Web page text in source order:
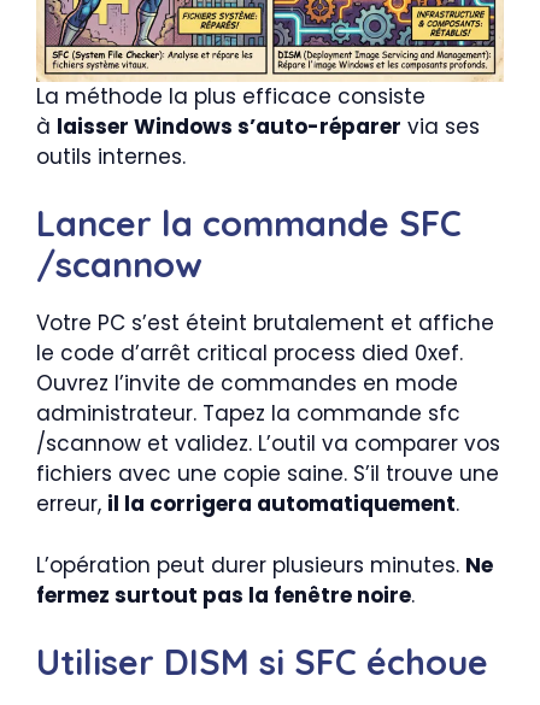
La méthode la plus efficace consiste
à laisser Windows s’auto-réparer via ses
outils internes.
Lancer la commande SFC
/scannow
Votre PC s’est éteint brutalement et affiche
le code d’arrêt critical process died 0xef.
Ouvrez l’invite de commandes en mode
administrateur. Tapez la commande sfc
/scannow et validez. L’outil va comparer vos
fichiers avec une copie saine. S’il trouve une
erreur, il la corrigera automatiquement.
L’opération peut durer plusieurs minutes. Ne
fermez surtout pas la fenêtre noire.
Utiliser DISM si SFC échoue